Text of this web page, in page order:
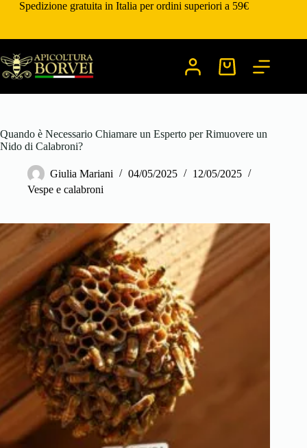
SaltaSpedizione gratuita in Italia per ordini superiori a 59€
Carrello
Quando è Necessario Chiamare un Esperto per Rimuovere un
Nido di Calabroni?
Giulia Mariani 04/05/2025
12/05/2025
Vespe e calabroni